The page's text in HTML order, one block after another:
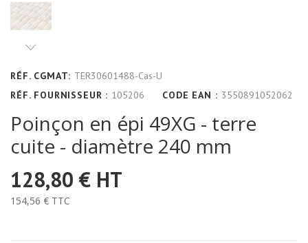
RÉF. CGMAT: TER30601488-Cas-U
RÉF. FOURNISSEUR : 105206 CODE EAN : 3550891052062
Poinçon en épi 49XG - terre
cuite - diamètre 240 mm
128,80 € HT
154,56 € TTC